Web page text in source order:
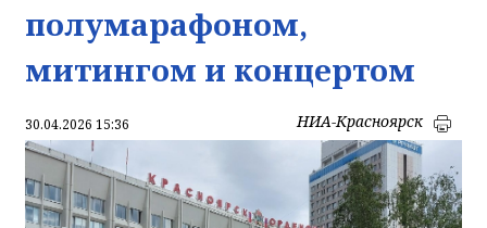
полумарафоном,
митингом и концертом
30.04.2026 15:36 НИА-Красноярск